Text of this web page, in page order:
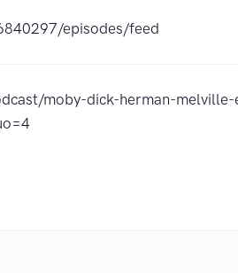
episodes/feed
moby-dick-herman-melville-